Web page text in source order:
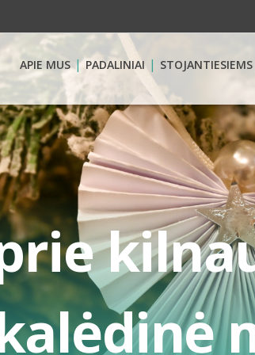
APIE MUS PADALINIAI STOJANTIESIEMS